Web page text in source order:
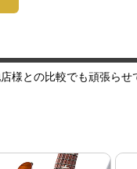
様との比較でも頑張らせ